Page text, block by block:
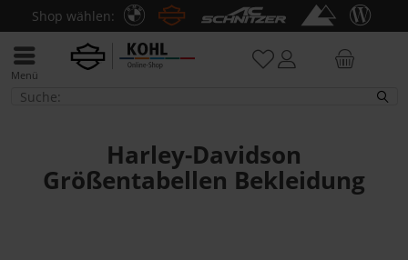
Shop wählen:
Menü
Größentabellen Harley-Davidson
Harley-Davidson
Größentabellen Bekleidung